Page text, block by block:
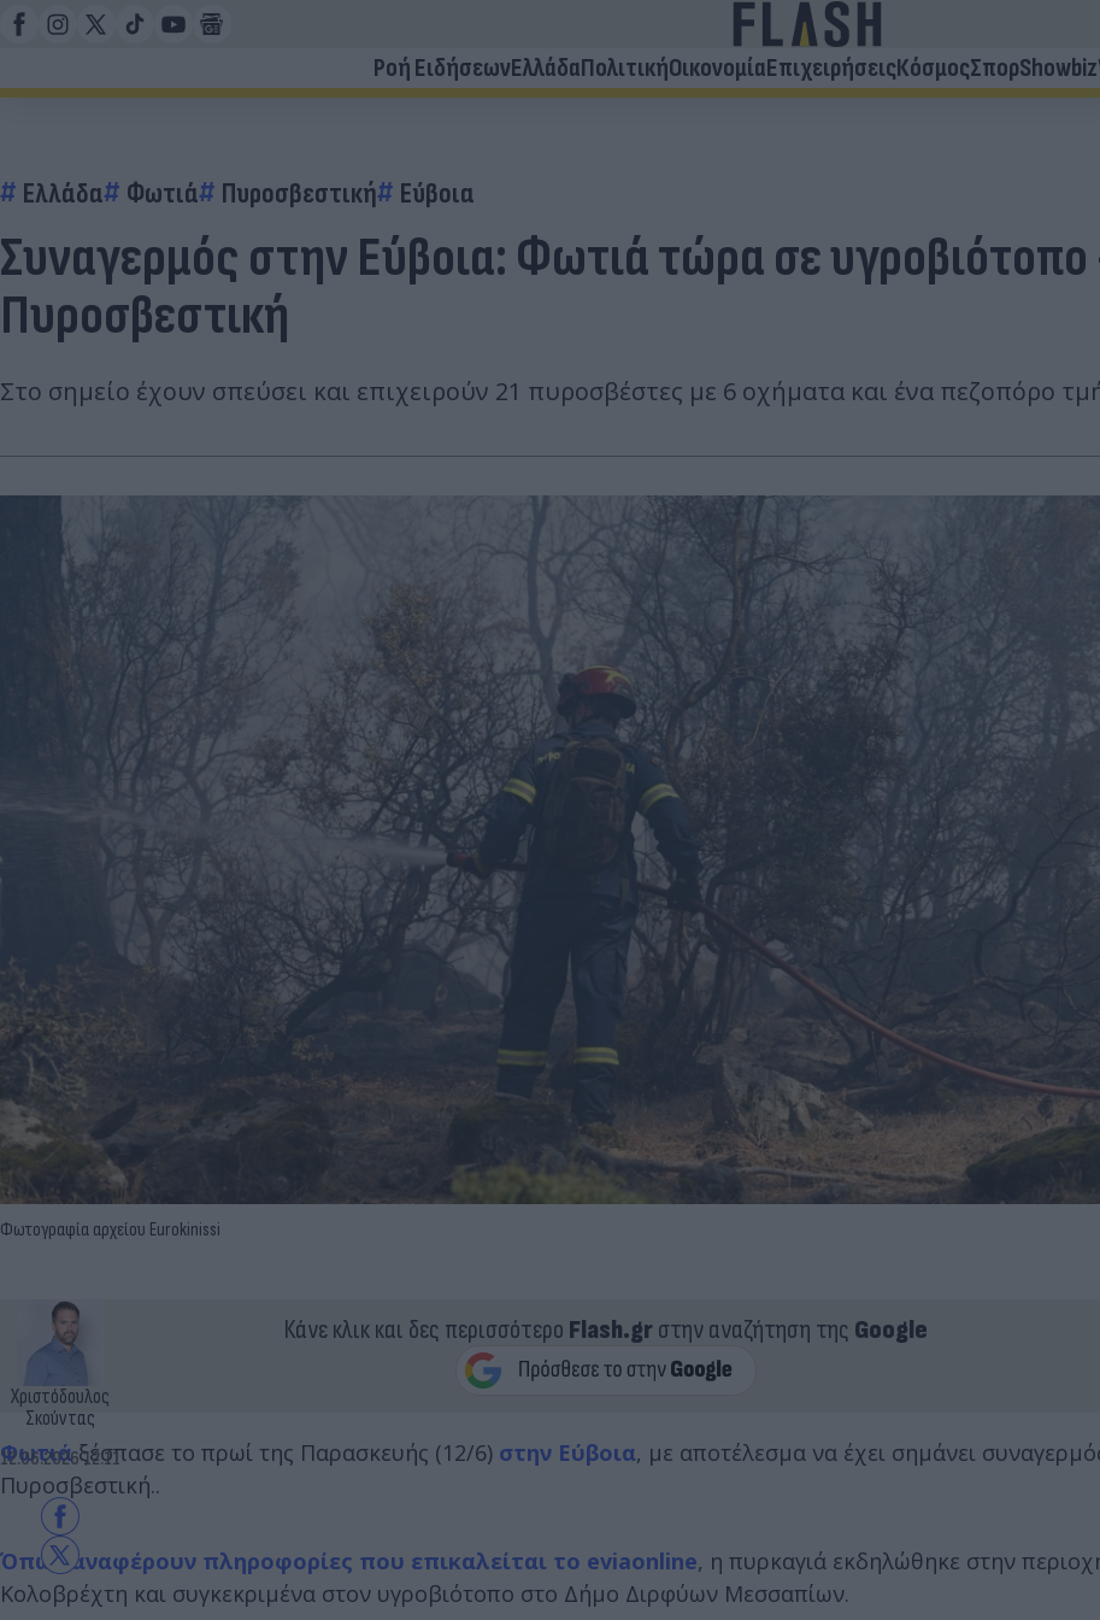
Ροή ΕιδήσεωνΕλλάδαΠολιτικήΟικονομίαΕπιχειρήσειςΚόσμοςΣπορShowbiz
Ελλάδα Φωτιά Πυροσβεστική Εύβοια
Συναγερμός στην Εύβοια: Φωτιά τώρα σε
Πυροσβεστική
Στο σημείο έχουν σπεύσει και επιχειρούν 21 πυροσβέστες με 6 οχήματα και ένα πεζοπόρο
Φωτογραφία αρχείου Eurokinissi
Χριστόδουλος
Σκούντας
12.06.2026 12:11
Κάνε κλικ και δες περισσότερο Flash.grστην αναζήτηση της Google
Φωτιάξέσπασε το πρωί της Παρασκευής (12/6) στην Εύβοια, με αποτέλεσμα να έχει σημάνει
Πυροσβεστική..
Όπως αναφέρουν πληροφορίες που επικαλείται το eviaonline, η πυρκαγιά εκδηλώθηκε στην
Κολοβρέχτη και συγκεκριμένα στον υγροβιότοπο στο Δήμο Διρφύων Μεσσαπίων.